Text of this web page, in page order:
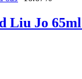
Liu Jo 65ml